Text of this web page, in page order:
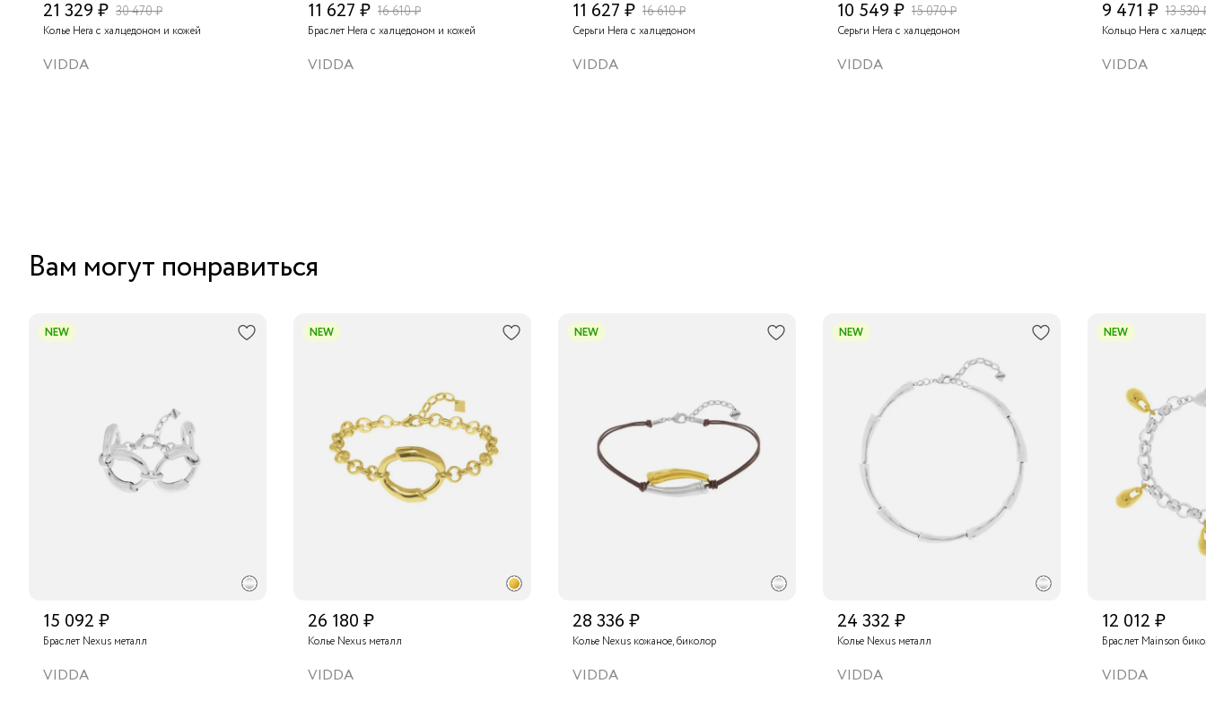
21 329 ₽ 30 470 ₽
Колье Hera с халцедоном и кожей
VIDDA
11 627 ₽ 16 610 ₽
Браслет Hera с халцедоном и кожей
VIDDA
11 627 ₽ 16 610 ₽
Серьги Hera с халцедоном
VIDDA
10 549 ₽ 15 070 ₽
Серьги Hera с халцедоном
VIDDA
9 471 ₽ 13 530
Кольцо Hera с
VIDDA
Вам могут понравиться
NEW
15 092 ₽
Браслет Nexus металл
VIDDA
NEW
26 180 ₽
Колье Nexus металл
VIDDA
NEW
28 336 ₽
Колье Nexus кожаное, биколор
VIDDA
NEW
24 332 ₽
Колье Nexus металл
VIDDA
NEW
12 012 ₽
Браслет Mainson
VIDDA